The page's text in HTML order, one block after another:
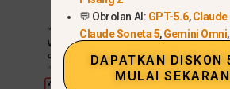
💬 Obrolan AI: GPT-5.6,Claude
Claude Soneta 5,Gemini Omni,
DAPATKAN DISKON
MULAI